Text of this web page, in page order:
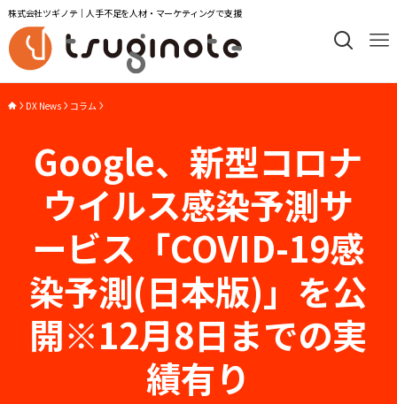
株式会社ツギノテ｜人手不足を人材・マーケティングで支援
DX News コラム
Google、新型コロナ
ウイルス感染予測サ
ービス「COVID-19感
染予測(日本版)」を公
開※12月8日までの実
績有り